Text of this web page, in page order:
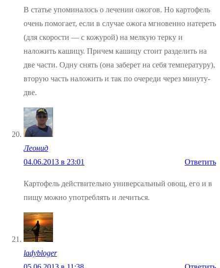
В статье упоминалось о лечении ожогов. Но картофель
очень помогает, если в случае ожога мгновенно натереть
(для скорости — с кожурой) на мелкую терку и
наложить кашицу. Причем кашицу стоит разделить на
две части. Одну снять (она заберет на себя температуру),
вторую часть наложить и так по очереди через минуту-
две.
Леонид
04.06.2013 в 23:01
Ответить
Картофель действительно универсальный овощ, его и в
пищу можно употреблять и лечиться.
ladybloger